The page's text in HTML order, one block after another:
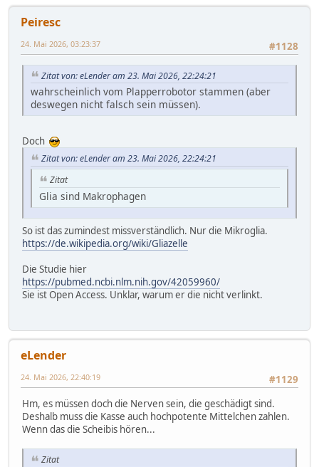
Peiresc
#1128
24. Mai 2026, 03:23:37
Zitat von: eLender am 23. Mai 2026, 22:24:21
wahrscheinlich vom Plapperrobotor stammen (aber
deswegen nicht falsch sein müssen).
Doch
Zitat von: eLender am 23. Mai 2026, 22:24:21
Zitat
Glia sind Makrophagen
So ist das zumindest missverständlich. Nur die Mikroglia.
https://de.wikipedia.org/wiki/Gliazelle
Die Studie hier
https://pubmed.ncbi.nlm.nih.gov/42059960/
Sie ist Open Access. Unklar, warum er die nicht verlinkt.
eLender
#1129
24. Mai 2026, 22:40:19
Hm, es müssen doch die Nerven sein, die geschädigt sind.
Deshalb muss die Kasse auch hochpotente Mittelchen zahlen.
Wenn das die Scheibis hören...
Zitat